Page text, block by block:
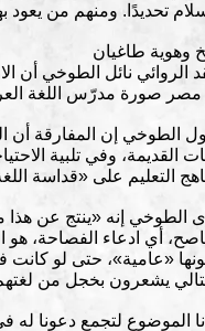
تحديدًا. ومنهم من يعود
وهوية طاغيان
الروائي نائل الطوخي أن
صورة مدرّس اللغة
الطوخي إن المفارقة أن
القديمة، وفي تلبية
التعليم على «قداسة
الطوخي إنه «ينتج عن هذا
أي ادعاء الفصاحة،
«عامية»، حتى لو
يشعرون بخجل من
الموضوع لتجمع دعونا